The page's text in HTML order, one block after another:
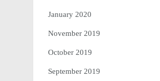
January 2020
November 2019
October 2019
September 2019